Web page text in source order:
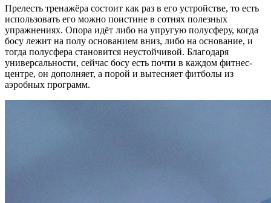
Прелесть тренажёра состоит как раз в его устройстве, то есть
использовать его можно поистине в сотнях полезных
упражнениях. Опора идёт либо на упругую полусферу, когда
босу лежит на полу основанием вниз, либо на основание, и
тогда полусфера становится неустойчивой. Благодаря
универсальности, сейчас босу есть почти в каждом фитнес-
центре, он дополняет, а порой и вытесняет фитболы из
аэробных программ.